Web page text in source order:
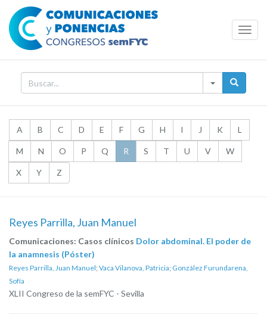
A B C D E F G H I J K L
M N O P Q R S T U V W
X Y Z
Reyes Parrilla, Juan Manuel
Comunicaciones: Casos clínicos Dolor abdominal. El poder de
la anamnesis (Póster)
Reyes Parrilla, Juan Manuel; Vaca Vilanova, Patricia; González Furundarena,
Sofía
XLII Congreso de la semFYC - Sevilla